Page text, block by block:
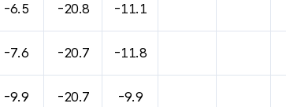
-6.5 -20.8 -11.1
-7.6 -20.7 -11.8
-9.9 -20.7 -9.9